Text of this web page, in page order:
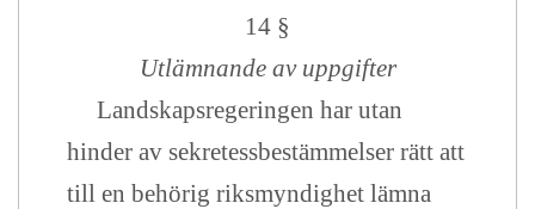
14 §
Utlämnande av uppgifter
Landskapsregeringen har utan
hinder av sekretessbestämmelser rätt att
till en behörig riksmyndighet lämna